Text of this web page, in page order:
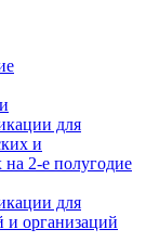
для
и
2-е полугодие
для
и организаций